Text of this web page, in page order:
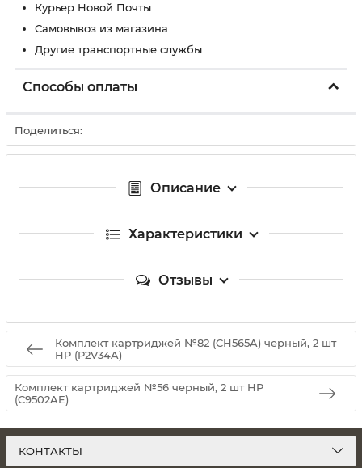
Курьер Новой Почты
Самовывоз из магазина
Другие транспортные службы
Способы оплаты
Поделиться:
Описание
Характеристики
Отзывы
Комплект картриджей №82 (CH565A) черный, 2 шт
HP (P2V34A)
Комплект картриджей №56 черный, 2 шт HP
(C9502AE)
КОНТАКТЫ